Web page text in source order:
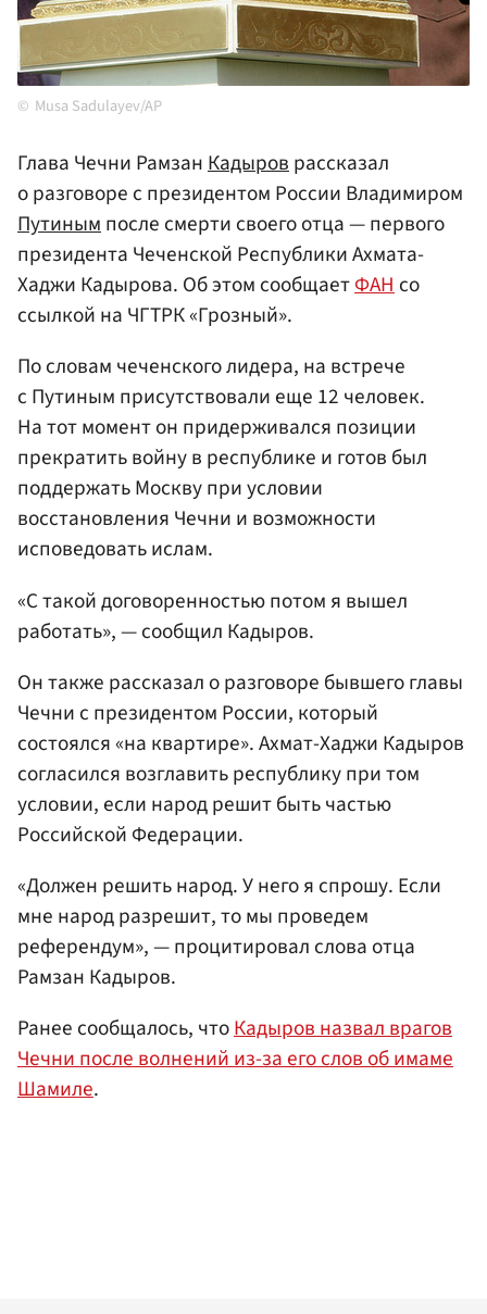
Musa Sadulayev/AP
Глава Чечни РамзанКадыроврассказал
о разговоре с президентом России Владимиром
Путинымпосле смерти своего отца — первого
президента Чеченской Республики Ахмата-
Хаджи Кадырова. Об этом сообщаетФАНсо
ссылкой на ЧГТРК «Грозный».
По словам чеченского лидера, на встрече
с Путиным присутствовали еще 12 человек.
На тот момент он придерживался позиции
прекратить войну в республике и готов был
поддержать Москву при условии
восстановления Чечни и возможности
исповедовать ислам.
«С такой договоренностью потом я вышел
работать», — сообщил Кадыров.
Он также рассказал о разговоре бывшего главы
Чечни с президентом России, который
состоялся «на квартире». Ахмат-Хаджи Кадыров
согласился возглавить республику при том
условии, если народ решит быть частью
Российской Федерации.
«Должен решить народ. У него я спрошу. Если
мне народ разрешит, то мы проведем
референдум», — процитировал слова отца
Рамзан Кадыров.
Ранее сообщалось, чтоКадыров назвал врагов
Чечни после волнений из-за его слов об имаме
Шамиле.